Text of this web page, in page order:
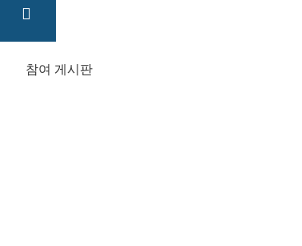
참여 게시판